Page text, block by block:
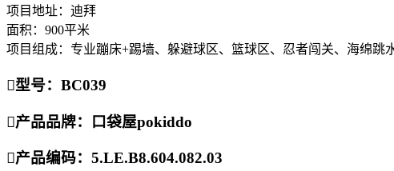
项目地址：迪拜
面积：900平米
项目组成：专业蹦床+踢墙、躲避球区、篮球区、忍者闯关、海绵跳
型号：BC039
产品品牌：口袋屋pokiddo
产品编码：5.LE.B8.604.082.03